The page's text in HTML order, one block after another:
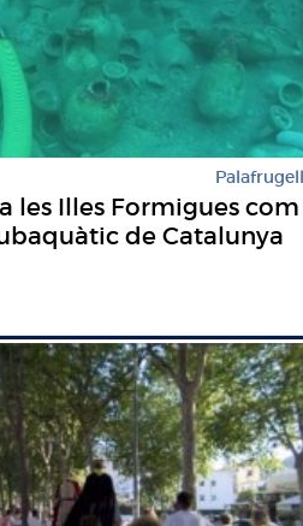
Palafrugell
les Illes Formigues com
de Catalunya